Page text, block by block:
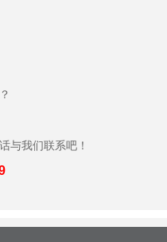
与我们联系吧！